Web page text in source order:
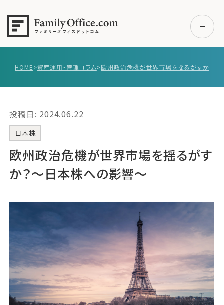
事例紹介
無料講座
コラム
ログイン
運営会社
ファミリーオフィスとは
関連書籍
HOME>資産運用・管理コラム>
投稿日: 2024.06.22
日本株
欧州政治危機が世界市場を揺るがす
か？～日本株への影響〜